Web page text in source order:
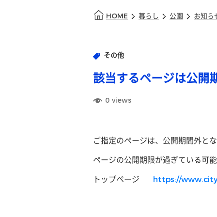
HOME 暮らし 公園 お知ら
その他
該当するページは公開
0 views
ご指定のページは、公開期間外と
ページの公開期限が過ぎている可
トップページ https://